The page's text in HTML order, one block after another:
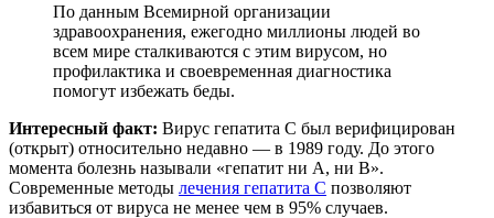
По данным Всемирной организации
здравоохранения, ежегодно миллионы людей во
всем мире сталкиваются с этим вирусом, но
профилактика и своевременная диагностика
помогут избежать беды.
Интересный факт: Вирус гепатита C был верифицирован
(открыт) относительно недавно — в 1989 году. До этого
момента болезнь называли «гепатит ни А, ни В».
Современные методы лечения гепатита С позволяют
избавиться от вируса не менее чем в 95% случаев.